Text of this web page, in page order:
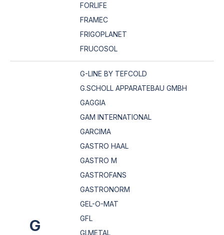
FORLIFE
FRAMEC
FRIGOPLANET
FRUCOSOL
G
G-LINE BY TEFCOLD
G.SCHOLL APPARATEBAU GMBH
GAGGIA
GAM INTERNATIONAL
GARCIMA
GASTRO HAAL
GASTRO M
GASTROFANS
GASTRONORM
GEL-O-MAT
GFL
GI.METAL